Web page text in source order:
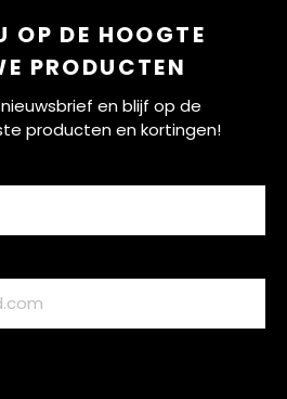
OP DE HOOGTE
PRODUCTEN
en blijf op de
producten en kortingen!